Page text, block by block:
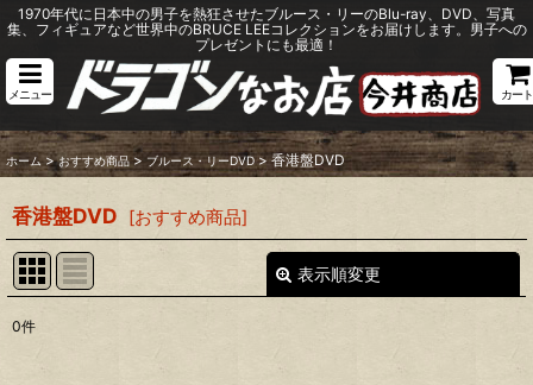
1970年代に日本中の男子を熱狂させたブルース・リーのBlu-ray、DVD、写真
集、フィギュアなど世界中のBRUCE LEEコレクションをお届けします。男子への
プレゼントにも最適！
メニュー カート
ホーム > おすすめ商品 > ブルース・リーDVD > 香港盤DVD
香港盤DVD [おすすめ商品]
表示順変更
0件